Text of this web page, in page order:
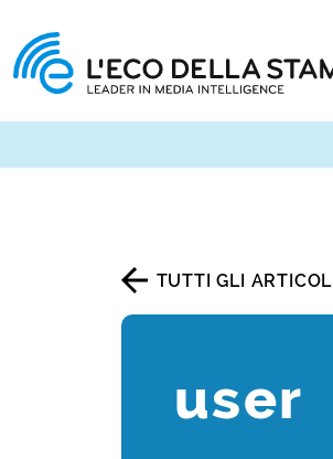
TUTTI GLI ARTICOLI
user